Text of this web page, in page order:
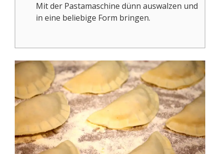
Mit der Pastamaschine dünn auswalzen und
in eine beliebige Form bringen.